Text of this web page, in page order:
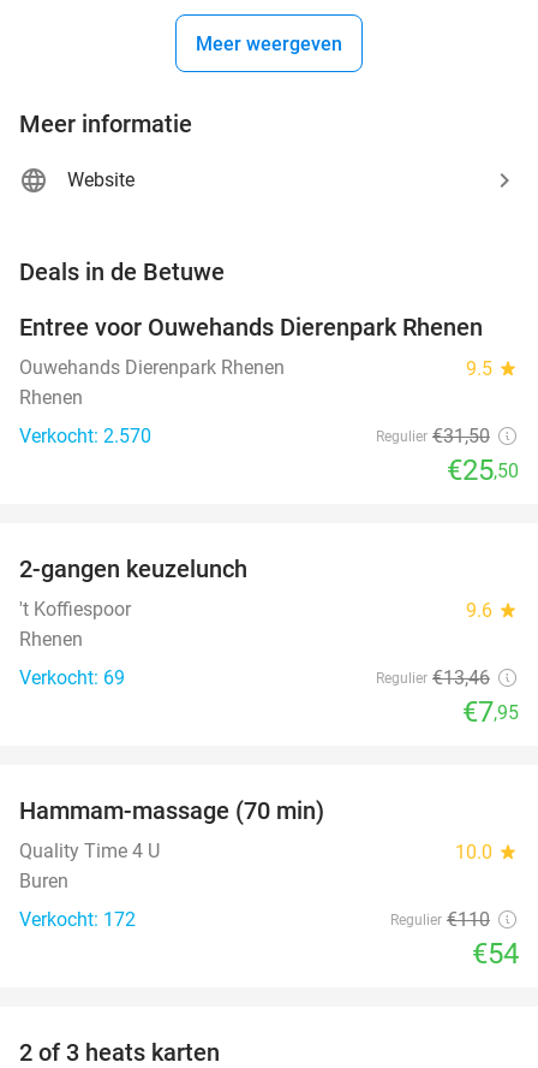
Meer weergeven
Meer informatie
Website
Deals in de Betuwe
19%
Entree voor Ouwehands Dierenpark Rhenen
Ouwehands Dierenpark Rhenen 9.5 star
Rhenen
Verkocht: 2.570
Regulier €31,50
€25,50
NEW
TODAY
2-gangen keuzelunch
't Koffiespoor 9.6 star
Rhenen
Verkocht: 69
Regulier €13,46
€7,95
Hammam-massage (70 min)
Quality Time 4 U 10.0 star
Buren
Verkocht: 172
Regulier €110
€54
2 of 3 heats karten